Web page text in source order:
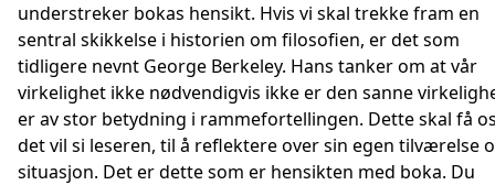
understreker bokas hensikt. Hvis vi skal trekke fram en
sentral skikkelse i historien om filosofien, er det som
tidligere nevnt George Berkeley. Hans tanker om at vår
virkelighet ikke nødvendigvis ikke er den sanne
er av stor betydning i rammefortellingen. Dette skal få
det vil si leseren, til å reflektere over sin egen tilværelse
situasjon. Det er dette som er hensikten med boka. Du